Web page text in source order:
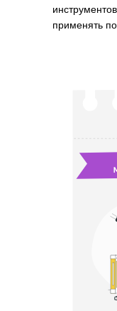
применять